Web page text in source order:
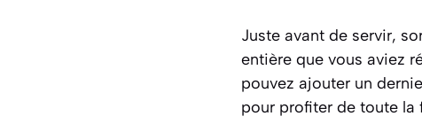
Juste avant de servir,
entière que vous aviez
pouvez ajouter un
pour profiter de toute la